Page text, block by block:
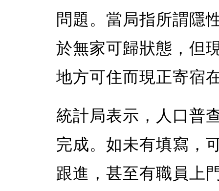
問題。當局指所謂隱
於無家可歸狀態，但
地方可住而現正寄宿
統計局表示，人口普
完成。如未有填寫，
跟進，甚至有職員上